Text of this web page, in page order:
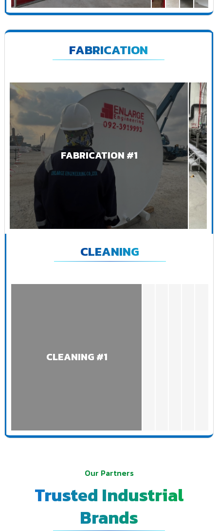
FABRICATION
FABRICATION #1
CLEANING
CLEANING #1
Our Partners
Trusted Industrial
Brands